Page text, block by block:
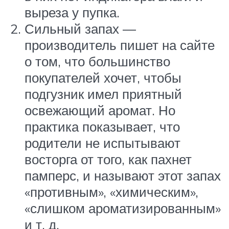
выреза у пупка.
Сильный запах —
производитель пишет на сайте
о том, что большинство
покупателей хочет, чтобы
подгузник имел приятный
освежающий аромат. Но
практика показывает, что
родители не испытывают
восторга от того, как пахнет
памперс, и называют этот запах
«противным», «химическим»,
«слишком ароматизированным»
и т. д.